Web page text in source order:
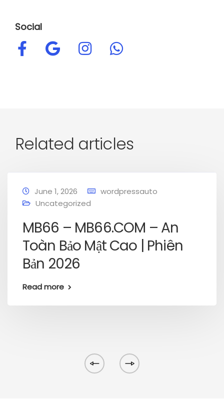
Social
Related articles
June 1, 2026
wordpressauto
Uncategorized
MB66 – MB66.COM – An
Toàn Bảo Mật Cao | Phiên
Bản 2026
Read more